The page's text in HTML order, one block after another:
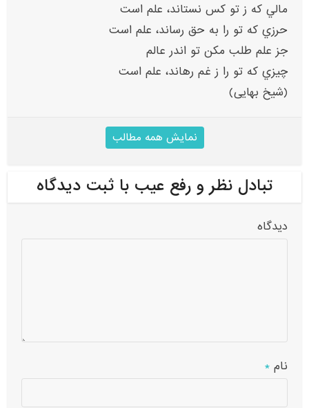
مالي که ز تو کس نستاند، علم است
حرزي که تو را به حق رساند، علم است
جز علم طلب مکن تو اندر عالم
چيزي که تو را ز غم رهاند، علم است
(شیخ بهایی)
نمایش همه مطالب
تبادل نظر و رفع عیب با ثبت دیدگاه
دیدگاه
نام*